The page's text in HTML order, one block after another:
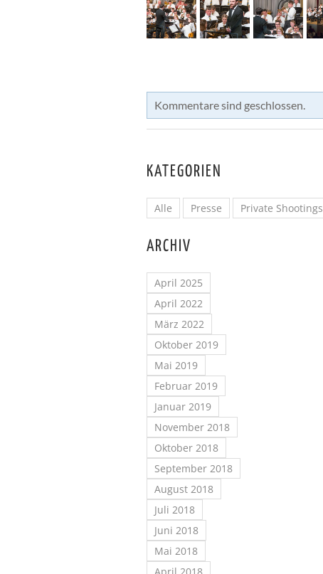
Kommentare sind geschlossen.
KATEGORIEN
Alle Presse Private Shootings
ARCHIV
April 2025
April 2022
März 2022
Oktober 2019
Mai 2019
Februar 2019
Januar 2019
November 2018
Oktober 2018
September 2018
August 2018
Juli 2018
Juni 2018
Mai 2018